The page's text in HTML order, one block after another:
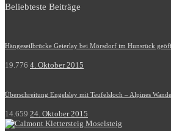
Beliebteste Beiträge
Hängeseilbrücke Geierlay bei Mörsdorf im Hunsrück
19.776 4. Oktober 2015
Überschreitung Engelsley mit Teufelsloch – Alpines
14.659 24. Oktober 2015